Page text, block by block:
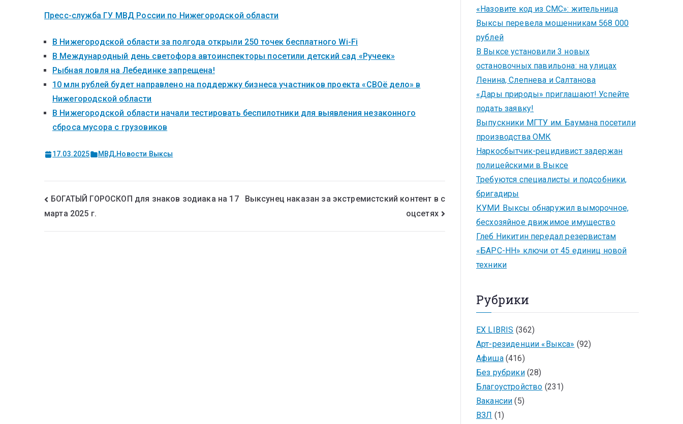
Пресс-служба ГУ МВД России по Нижегородской области
В Нижегородской области за полгода открыли 250 точек бесплатного Wi-Fi
В Международный день светофора автоинспекторы посетили детский сад «Ручеек»
Рыбная ловля на Лебединке запрещена!
10 млн рублей будет направлено на поддержку бизнеса участников проекта «СВОё дело» в
Нижегородской области
В Нижегородской области начали тестировать беспилотники для выявления незаконного
сброса мусора с грузовиков
17.03.2025 МВД,Новости Выксы
БОГАТЫЙ ГОРОСКОП для знаков зодиака на 17
марта 2025 г.
Выксунец наказан за экстремистский контент в с
оцсетях
«Назовите код из СМС»: жительница
Выксы перевела мошенникам 568 000
рублей
В Выксе установили 3 новых
остановочных павильона: на улицах
Ленина, Слепнева и Салтанова
«Дары природы» приглашают! Успейте
подать заявку!
Выпускники МГТУ им. Баумана посетили
производства ОМК
Наркосбытчик-рецидивист задержан
полицейскими в Выксе
Требуются специалисты и подсобники,
бригадиры
КУМИ Выксы обнаружил выморочное,
бесхозяйное движимое имущество
Глеб Никитин передал резервистам
«БАРС-НН» ключи от 45 единиц новой
техники
Рубрики
EX LIBRIS (362)
Арт-резиденции «Выкса» (92)
Афиша(416)
Без рубрики(28)
Благоустройство (231)
Вакансии (5)
ВЗЛ (1)